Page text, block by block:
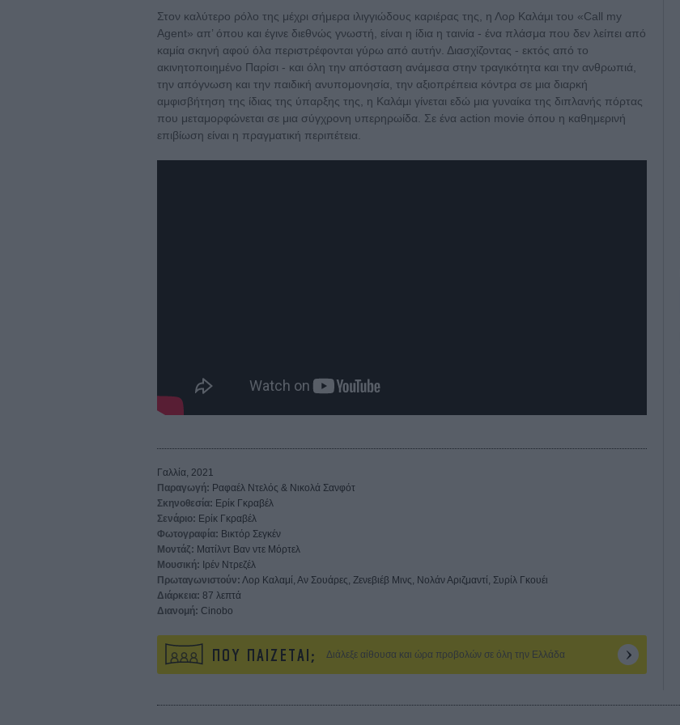
Στον καλύτερο ρόλο της μέχρι σήμερα ιλιγγιώδους καριέρας της, η Λορ Καλάμι του «Call my
Agent» απ’ όπου και έγινε διεθνώς γνωστή, είναι η ίδια η ταινία - ένα πλάσμα που δεν λείπει από
καμία σκηνή αφού όλα περιστρέφονται γύρω από αυτήν. Διασχίζοντας - εκτός από το
ακινητοποιημένο Παρίσι - και όλη την απόσταση ανάμεσα στην τραγικότητα και την ανθρωπιά,
την απόγνωση και την παιδική ανυπομονησία, την αξιοπρέπεια κόντρα σε μια διαρκή
αμφισβήτηση της ίδιας της ύπαρξης της, η Καλάμι γίνεται εδώ μια γυναίκα της διπλανής πόρτας
που μεταμορφώνεται σε μια σύγχρονη υπερηρωίδα. Σε ένα action movie όπου η καθημερινή
επιβίωση είναι η πραγματική περιπέτεια.
Γαλλία, 2021
Παραγωγή: Ραφαέλ Ντελός & Νικολά Σανφότ
Σκηνοθεσία: Ερίκ Γκραβέλ
Σενάριο: Ερίκ Γκραβέλ
Φωτογραφία: Βικτόρ Σεγκέν
Μοντάζ: Ματίλντ Βαν ντε Μόρτελ
Μουσική: Ιρέν Ντρεζέλ
Πρωταγωνιστούν: Λορ Καλαμί, Αν Σουάρες, Ζενεβιέβ Μινς, Νολάν Αριζμαντί, Συρίλ Γκουέι
Διάρκεια: 87 λεπτά
Διανομή: Cinobo
ΠΟΥ ΠΑΙΖΕΤΑΙ; Διάλεξε αίθουσα και ώρα προβολών σε όλη την Ελλάδα